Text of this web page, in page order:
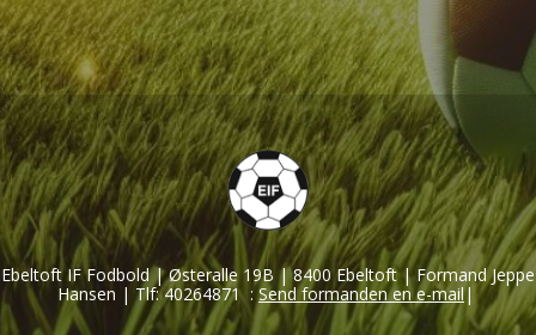
Ebeltoft IF Fodbold |Østeralle 19B |8400 Ebeltoft | Formand Jeppe
Hansen | Tlf:40264871 :Send formanden en e-mail|